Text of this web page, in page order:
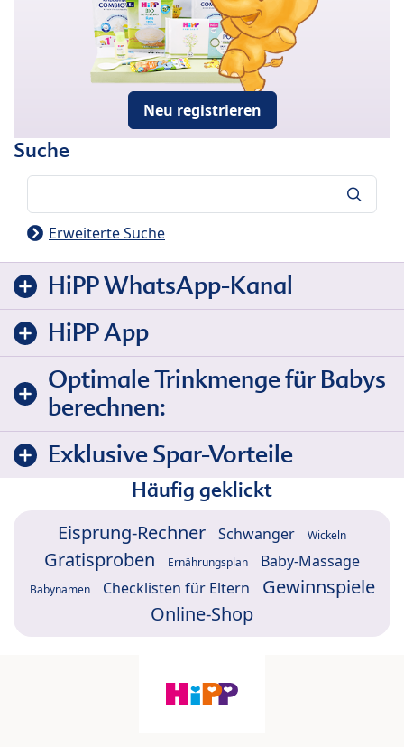
Neu registrieren
Suche
Erweiterte Suche
HiPP WhatsApp-Kanal
HiPP App
Optimale Trinkmenge für Babys
berechnen:
Exklusive Spar-Vorteile
Häufig geklickt
Eisprung-Rechner Schwanger Wickeln
Gratisproben Ernährungsplan Baby-Massage
Babynamen Checklisten für Eltern
Gewinnspiele
Online-Shop